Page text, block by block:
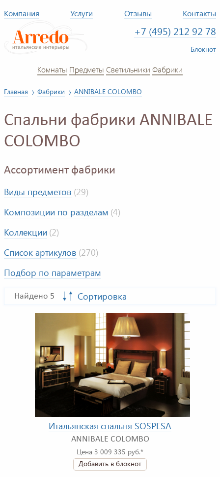
Компания Услуги Отзывы Контакты
+7 (495) 212 92 78
Блокнот
Комнаты Предметы Светильники Фабрики
Главная Фабрики ANNIBALE COLOMBO
Спальни фабрики ANNIBALE
COLOMBO
Ассортимент фабрики
Виды предметов (29)
Композиции по разделам (4)
Коллекции (2)
Список артикулов (270)
Подбор по параметрам
Найдено 5 Сортировка
Итальянская спальня SOSPESA
ANNIBALE COLOMBO
Цена 3 009 335 руб.*
Добавить в блокнот